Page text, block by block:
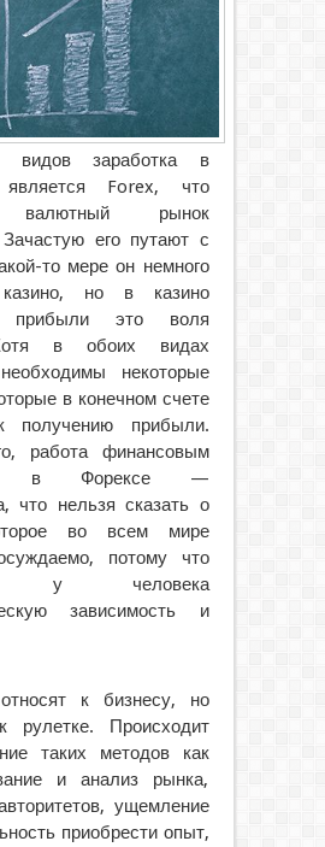
заработка в
является Forex, что
валютный рынок
Зачастую его путают с
то мере он немного
но в казино
прибыли это воля
в обоих видах
некоторые
в конечном счете
получению прибыли.
работа финансовым
в Форексе —
что нельзя сказать о
во всем мире
потому что
у человека
зависимость и
к бизнесу, но
рулетке. Происходит
таких методов как
и анализ рынка,
ущемление
приобрести опыт,